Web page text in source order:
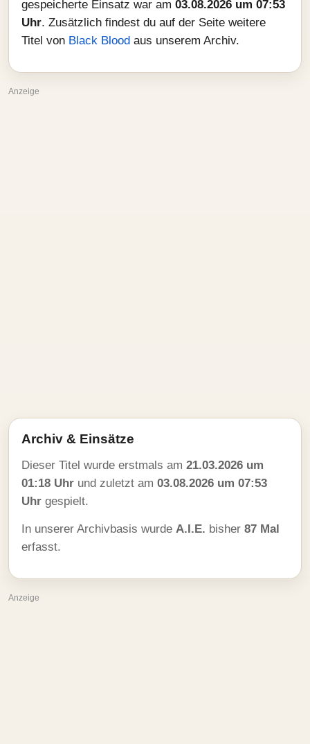
gespeicherte Einsatz war am 03.08.2026 um 07:53
Uhr. Zusätzlich findest du auf der Seite weitere
Titel von Black Blood aus unserem Archiv.
Anzeige
Archiv & Einsätze
Dieser Titel wurde erstmals am 21.03.2026 um
01:18 Uhr und zuletzt am 03.08.2026 um 07:53
Uhr gespielt.
In unserer Archivbasis wurde A.I.E. bisher 87 Mal
erfasst.
Anzeige